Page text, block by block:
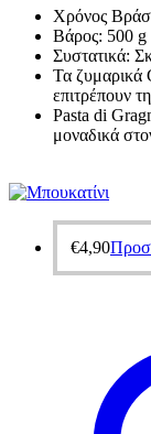
Χρόνος
Βάρος: 500 g
Συστατικά:
Τα ζυμαρικά
επιτρέπουν
Pasta di
μοναδικά
€4,90